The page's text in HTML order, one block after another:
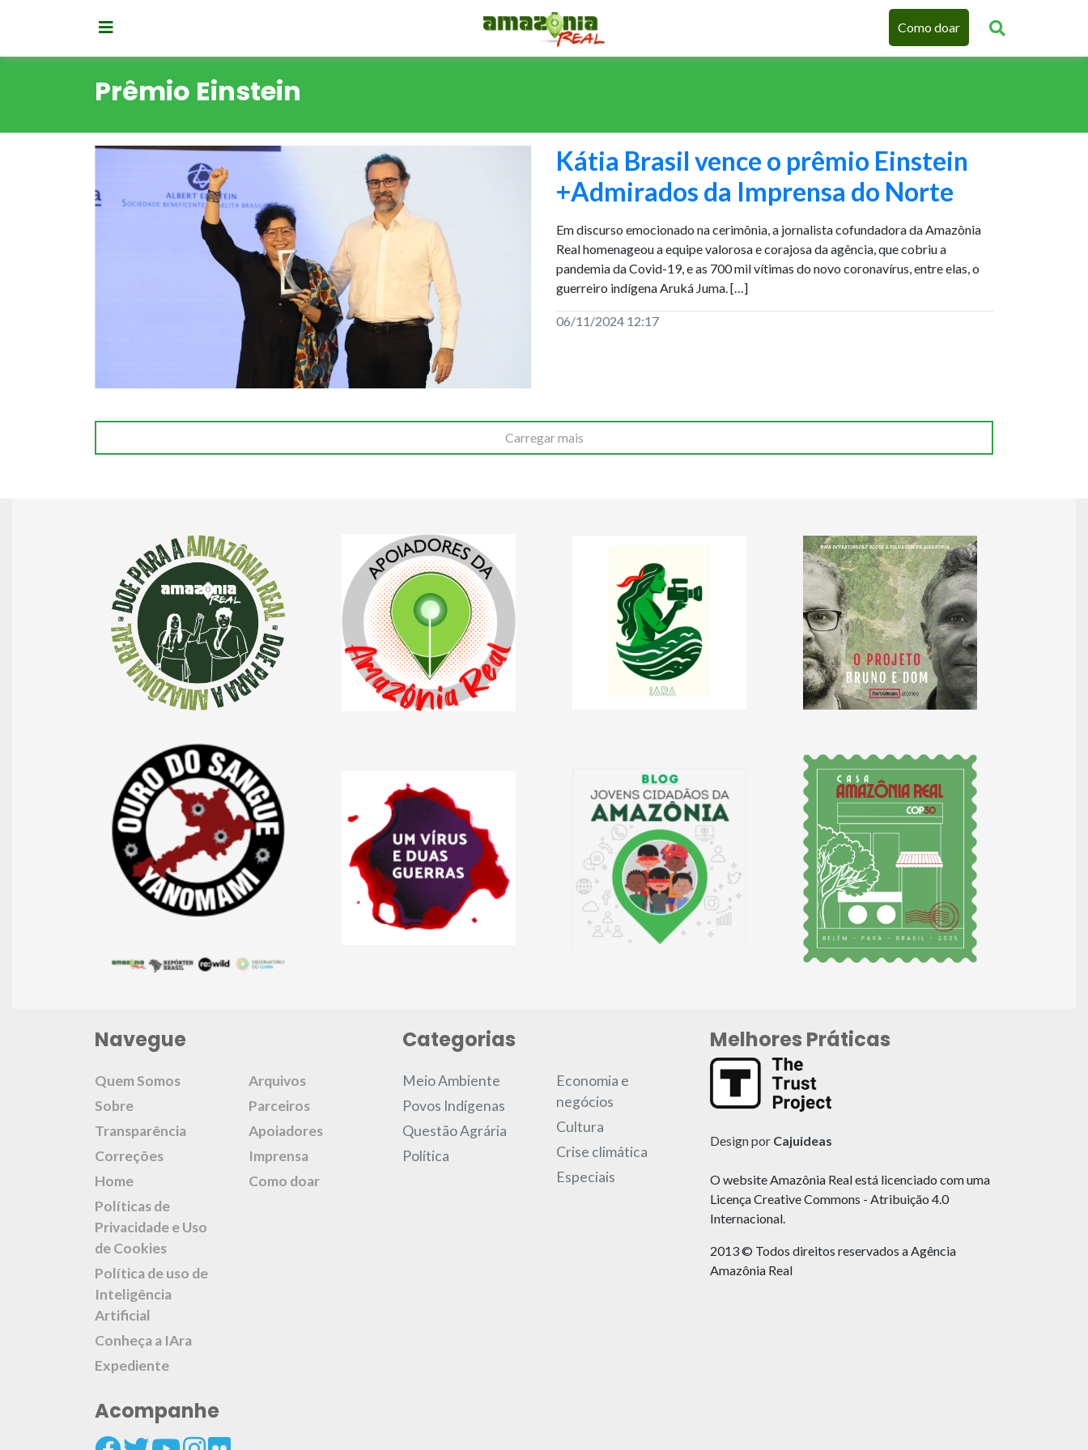
Como doar
Prêmio Einstein
Kátia Brasil vence o prêmio Einstein
+Admirados da Imprensa do Norte
Em discurso emocionado na cerimônia, a jornalista cofundadora da Amazônia
Real homenageou a equipe valorosa e corajosa da agência, que cobriu a
pandemia da Covid-19, e as 700 mil vítimas do novo coronavírus, entre elas, o
guerreiro indígena Aruká Juma. […]
06/11/2024 12:17
Carregar mais
Navegue
Quem Somos
Sobre
Transparência
Correções
Home
Políticas de
Privacidade e Uso
de Cookies
Política de uso de
Inteligência
Artificial
Conheça a IAra
Expediente
Arquivos
Parceiros
Apoiadores
Imprensa
Como doar
Acompanhe
Categorias
Meio Ambiente
Povos Indígenas
Questão Agrária
Política
Economia e
negócios
Cultura
Crise climática
Especiais
Melhores Práticas
Design por Cajuideas
O website Amazônia Real está licenciado com uma
Licença Creative Commons - Atribuição 4.0
Internacional.
2013 © Todos direitos reservados a Agência
Amazônia Real